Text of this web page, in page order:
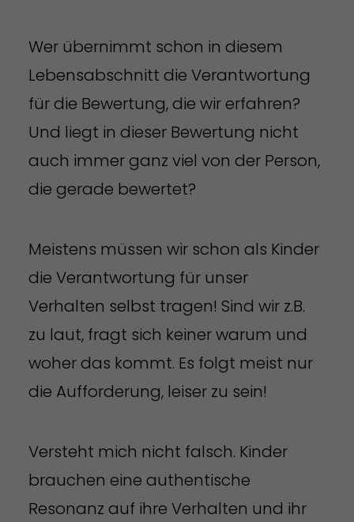
Wer übernimmt schon in diesem
Lebensabschnitt die Verantwortung
für die Bewertung, die wir erfahren?
Und liegt in dieser Bewertung nicht
auch immer ganz viel von der Person,
die gerade bewertet?
Meistens müssen wir schon als Kinder
die Verantwortung für unser
Verhalten selbst tragen! Sind wir z.B.
zu laut, fragt sich keiner warum und
woher das kommt. Es folgt meist nur
die Aufforderung, leiser zu sein!
Versteht mich nicht falsch. Kinder
brauchen eine authentische
Resonanz auf ihre Verhalten und ihr